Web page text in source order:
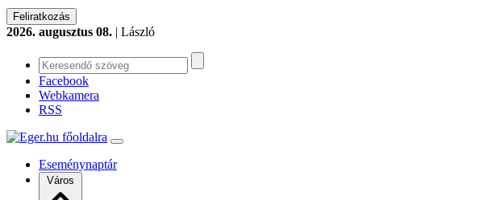
2026. augusztus 08. | László
Facebook
Webkamera
RSS
Eseménynaptár
Város